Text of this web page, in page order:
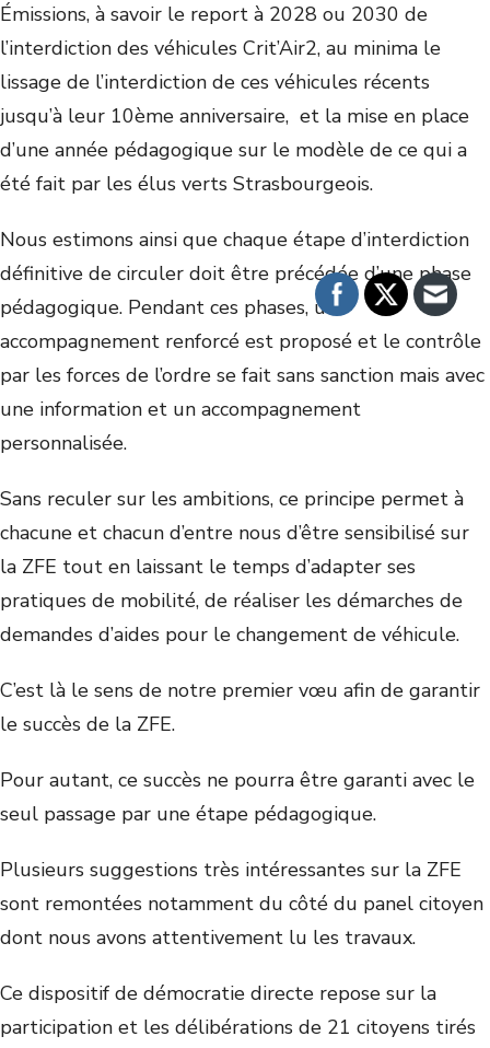
Émissions, à savoir le report à 2028 ou 2030 de
l’interdiction des véhicules Crit’Air2, au minima le
lissage de l’interdiction de ces véhicules récents
jusqu’à leur 10ème anniversaire, et la mise en place
d’une année pédagogique sur le modèle de ce qui a
été fait par les élus verts Strasbourgeois.
Nous estimons ainsi que chaque étape d’interdiction
définitive de circuler doit être précédée d’une phase
pédagogique. Pendant ces phases, un
accompagnement renforcé est proposé et le contrôle
par les forces de l’ordre se fait sans sanction mais avec
une information et un accompagnement
personnalisée.
Sans reculer sur les ambitions, ce principe permet à
chacune et chacun d’entre nous d’être sensibilisé sur
la ZFE tout en laissant le temps d’adapter ses
pratiques de mobilité, de réaliser les démarches de
demandes d’aides pour le changement de véhicule.
C’est là le sens de notre premier vœu afin de garantir
le succès de la ZFE.
Pour autant, ce succès ne pourra être garanti avec le
seul passage par une étape pédagogique.
Plusieurs suggestions très intéressantes sur la ZFE
sont remontées notamment du côté du panel citoyen
dont nous avons attentivement lu les travaux.
Ce dispositif de démocratie directe repose sur la
participation et les délibérations de 21 citoyens tirés